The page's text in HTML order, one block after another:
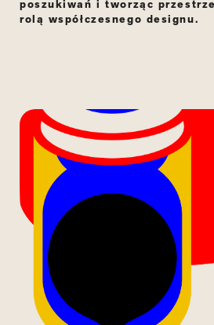
poszukiwań i tworząc
rolą współczesnego designu.